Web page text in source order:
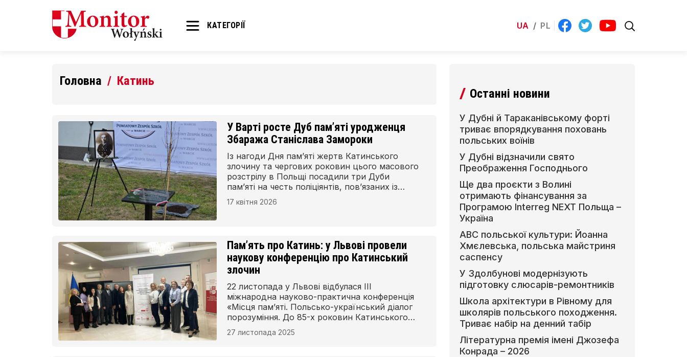
КАТЕГОРІЇ UA / PL
Головна Катинь
У Варті росте Дуб пам’яті уродженця
Збаража Станіслава Замороки
Із нагоди Дня пам’яті жертв Катинського
злочину та чергових роковин цього масового
розстрілу в Польщі посадили три Дуби
пам’яті на честь поліціянтів, пов’язаних із
Сєрадзем та Сєрадзьким повітом, які
загинули на Сході. Один із них увічнює
Юзефяк та Роберт Кєлек із неформальної
групи під назвою «Детективи полів битв
Сєрадз 1939».
17 квітня 2026
Пам’ять про Катинь: у Львові провели
наукову конференцію про Катинський
злочин
22 листопада у Львові відбулася III
міжнародна науково-практична конференція
«Місця пам’яті. Польсько-український діалог
порозуміння. До 85-х роковин Катинського
злочину».
27 листопада 2025
Останні новини
У Дубні й Тараканівському форті
триває впорядкування поховань
польських воїнів
У Дубні відзначили свято
Преображення Господнього
Ще два проєкти з Волині
отримають фінансування за
Програмою Interreg NEXT Польща –
Україна
АВС польської культури: Йоанна
Хмєлевська, польська майстриня
саспенсу
У Здолбунові модернізують
підготовку слюсарів-ремонтників
Школа архітектури в Рівному для
школярів польського походження.
Триває набір на денний табір
Літературна премія імені Джозефа
Конрада – 2026